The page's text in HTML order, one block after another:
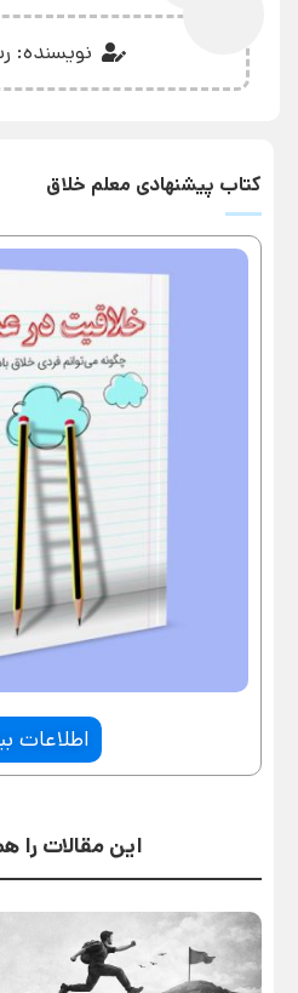
نویسنده:
کتاب پیشنهادی معلم خلاق
اطلاعات
این مقالات را